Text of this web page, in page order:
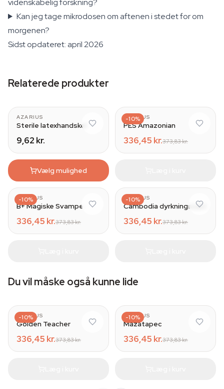
videnskabelig forskning?
Kan jeg tage mikrodosen om aftenen i stedet for om
morgenen?
Sidst opdateret: april 2026
Relaterede produkter
AZARIUS
Sterile latexhandsker
9,62 kr.
Vælg mulighed
-10%
AZARIUS
PES Amazonian
336,45 kr.373,83 kr.
-10%
AZARIUS
B+ Magiske Svampe
336,45 kr.373,83 kr.
-10%
AZARIUS
Cambodia dyrkningssæt
336,45 kr.373,83 kr.
Du vil måske også kunne lide
-10%
AZARIUS
Golden Teacher
336,45 kr.373,83 kr.
-10%
AZARIUS
Mazatapec
336,45 kr.373,83 kr.